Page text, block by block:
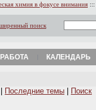
химия в фокусе внимания :::
поиск
РАБОТА КАЛЕНДАРЬ
Последние темы Поиск